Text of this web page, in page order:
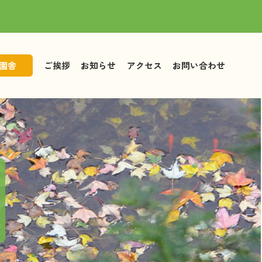
児童募集
舎
園児募集
ご挨拶 お知らせ アクセス お問い合わせ